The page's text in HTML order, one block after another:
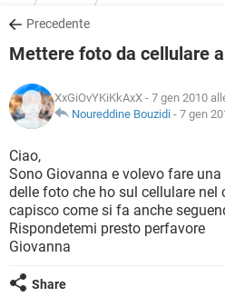
iOS
INSTAGRAM
TIKTOK
HARDWARE
COVID-19
INSTAGRAM
TIKTOK
HARDWARE
DOWNLOAD
COVID-19
INTRATTENIMENTO
iOS
INSTAGRAM
TIKTOK
HARDWARE
COVID-19
INTRATTENIMENTO
iOS
INSTAGRAM
TIKTOK
HARDWARE
GLOSSARIO
COVID-19
INTRATTENIMENTO
iOS
INSTAGRAM
TIKTOK
Precedente
Mettere foto da cellulare
XxGiOvYKiKkAxX - 7 gen 2010
Noureddine Bouzidi - 7 gen
Ciao,
Sono Giovanna e volevo fare
delle foto che ho sul cellulare nel
capisco come si fa anche
Rispondetemi presto perfavore
Giovanna
Share